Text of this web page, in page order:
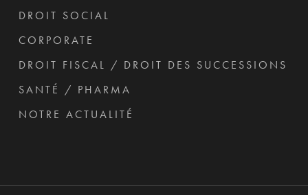
DROIT SOCIAL
CORPORATE
DROIT FISCAL / DROIT DES SUCCESSIONS
SANTÉ / PHARMA
NOTRE ACTUALITÉ